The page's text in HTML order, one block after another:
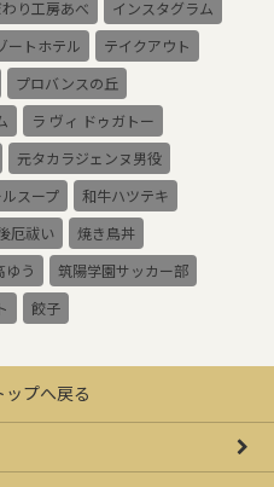
わり工房あべ
インスタグラム
ートホテル
テイクアウト
プロバンスの丘
ラ ヴィ ドゥガトー
元タカラジェンヌ男役
スープ
和牛ハツテキ
厄祓い
焼き鳥丼
ゆう
筑陽学園サッカー部
餃子
ップへ戻る